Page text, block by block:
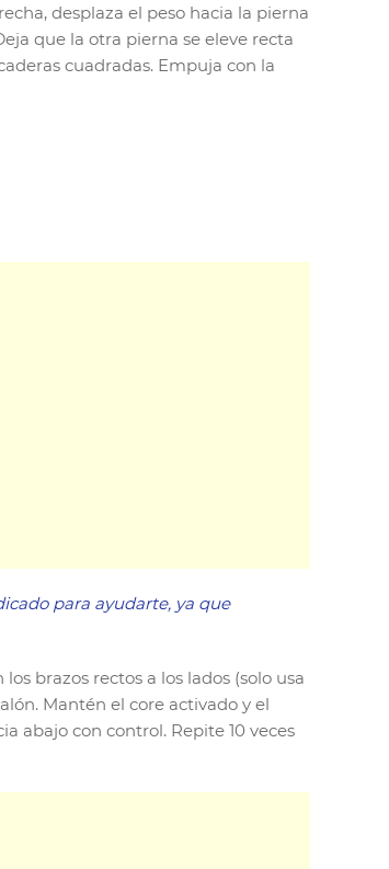
desplaza el peso hacia la pierna
que la otra pierna se eleve recta
cuadradas. Empuja con la
para ayudarte, ya que
brazos rectos a los lados (solo usa
Mantén el core activado y el
abajo con control. Repite 10 veces